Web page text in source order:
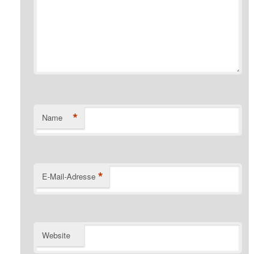
Name *
E-Mail-Adresse *
Website